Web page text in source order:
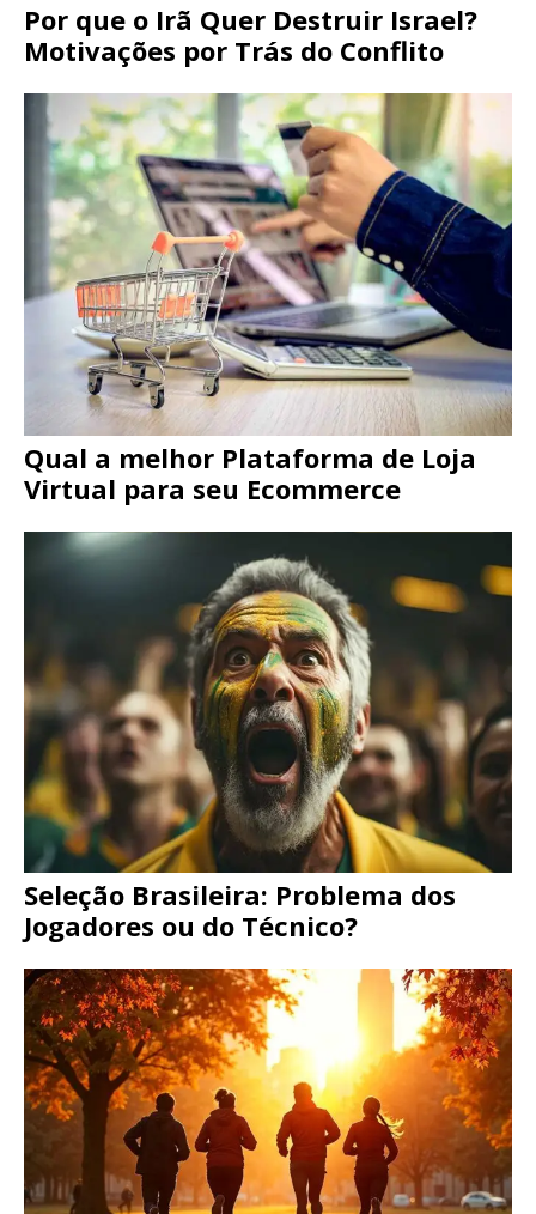
Por que o Irã Quer Destruir Israel?
Motivações por Trás do Conflito
Qual a melhor Plataforma de Loja
Virtual para seu Ecommerce
Seleção Brasileira: Problema dos
Jogadores ou do Técnico?